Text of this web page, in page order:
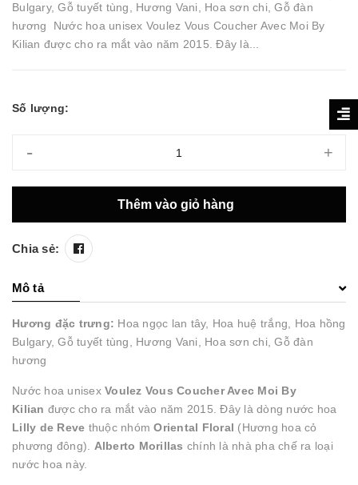
Bulgary, Gỗ tuyết tùng, Hương Vani, Hoa sơn chi, Gỗ đàn
hương Nước hoa unisex Voulez Vous Coucher Avec Moi By
Kilian được cho ra mắt vào năm 2015. Đây là...
Số lượng:
- +
Thêm vào giỏ hàng
Chia sẻ:
Mô tả
Hương đặc trưng: Hoa ngọc lan tây, Hoa huệ trắng, Hoa hồng
Bulgary, Gỗ tuyết tùng, Hương Vani, Hoa sơn chi, Gỗ đàn
hương
Nước hoa unisex Voulez Vous Coucher Avec Moi By
Kilian được cho ra mắt vào năm 2015. Đây là dòng nước hoa
Lilly de Reve thuộc nhómOriental Floral (Hương hoa cỏ
phương đông). Alberto Morillas chính là nhà pha chế ra loại
nước hoa này.